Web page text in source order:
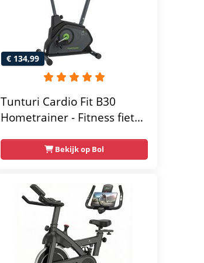
€ 134,99
Tunturi Cardio Fit B30
Hometrainer - Fitness fiets
Tablethouder -
Hartslagfunctie en
transportwielen
Bekijk op Bol